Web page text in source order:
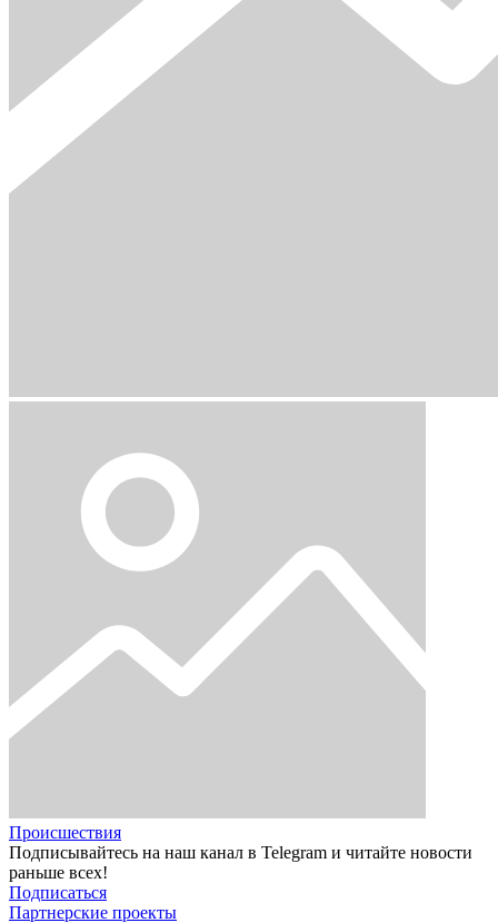
Происшествия
Подписывайтесь на наш канал в Telegram и читайте новости
раньше всех!
Подписаться
Партнерские проекты